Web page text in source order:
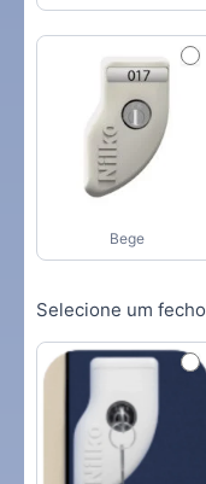
Bege
Selecione um fecho